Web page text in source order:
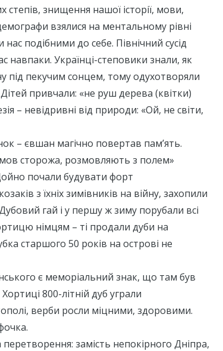
степів, знищення нашої історії, мови,
взялися на ментальному рівні
подібними до себе. Північний сусід
навпаки. Українці-степовики знали, як
під пекучим сонцем, тому одухотворяли
Дітей привчали: «не руш дерева (квітки)
– невідривні від природи: «Ой, не світи,
– євшан магічно повертав пам’ять.
мов сторожа, розмовляють з полем»
почали будувати форт
з їхніх зимівників на війну, захопили
гай і у першу ж зиму порубали всі
німцям – ті продали дуби на
старшого 50 років на острові не
є меморіальний знак, що там був
800-літній дуб уграли
верби росли міцними, здоровими.
замість непокірного Дніпра,